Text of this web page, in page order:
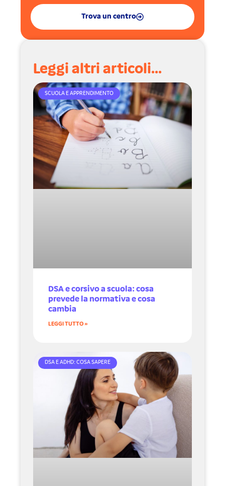
Trova un centro
Leggi altri articoli...
SCUOLA E APPRENDIMENTO
DSA e corsivo a scuola: cosa
prevede la normativa e cosa
cambia
LEGGI TUTTO »
DSA E ADHD: COSA SAPERE